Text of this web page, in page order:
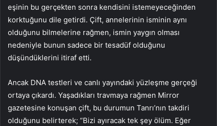
eşinin bu gerçekten sonra kendisini istemeyeceğinden
korktuğunu dile getirdi. Çift, annelerinin isminin aynı
olduğunu bilmelerine rağmen, ismin yaygın olması
nedeniyle bunun sadece bir tesadüf olduğunu
düşündüklerini itiraf etti.
Ancak DNA testleri ve canlı yayındaki yüzleşme gerçeği
ortaya çıkardı. Yaşadıkları travmaya rağmen Mirror
gazetesine konuşan çift, bu durumun Tanrı’nın takdiri
olduğunu belirterek; “Bizi ayıracak tek şey ölüm. Eğer